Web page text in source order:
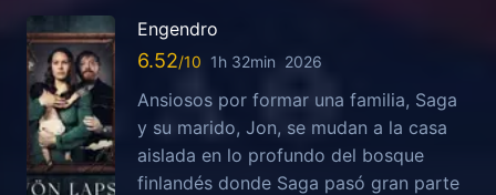
Engendro
6.52 1h 32min 2026
Ansiosos por formar una familia, Saga
y su marido, Jon, se mudan a la casa
aislada en lo profundo del bosque
finlandés donde Saga pasó gran parte